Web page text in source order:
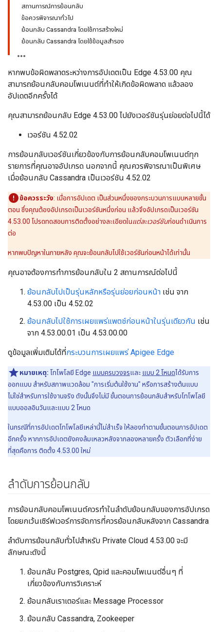
สถานการณ์การย้อนกลับ
ข้อควรพิจารณาทั่วไป
ย้อนกลับ Cassandra โดยใช้การสร้างใหม่
ย้อนกลับ Cassandra โดยใช้ข้อมูลสำรอง
หากพบข้อผิดพลาดระหว่างการอัปเดตเป็น Edge 4.53.00 คุณ
สามารถย้อนกลับคอมโพเนนต์ที่ทำให้เกิดข้อผิดพลาด แล้วลอง
อัปเดตอีกครั้งได้
คุณสามารถย้อนกลับ Edge 4.53.00 ไปยังเวอร์ชันรุ่นย่อยต่อไปนี้ได้
เวอร์ชัน 4.52.02
การย้อนกลับเวอร์ชันเกี่ยวข้องกับการย้อนกลับคอมโพเนนต์ทุก
รายการที่คุณอาจอัปเกรด นอกจากนี้ คุณควรพิจารณาเป็นพิเศษ
เมื่อย้อนกลับ Cassandra เป็นเวอร์ชัน 4.52.02
ข้อควรระวัง: เมื่อการอัปเดต เป็นส่วนหนึ่งของกระบวนการแบบหลายขั้น
ตอน ซึ่งคุณต้องอัปเกรดเป็นเวอร์ชันหนึ่งก่อน แล้วจึงอัปเกรดเป็นเวอร์ชัน
4.53.00 โปรดทดสอบการติดตั้งอย่างละเอียดในแต่ละเวอร์ชันก่อนดำเนินการ
ต่อ
หากพบปัญหาในภายหลัง คุณจะย้อนกลับไปใช้เวอร์ชันก่อนหน้าได้เท่านั้น
คุณอาจต้องการทำการย้อนกลับใน 2 สถานการณ์ต่อไปนี้
ย้อนกลับไปเป็นรุ่นหลักหรือรุ่นย่อยก่อนหน้า เช่น จาก
4.53.00 เป็น 4.52.02
ย้อนกลับไปใช้การเผยแพร่แพตช์ก่อนหน้าในรุ่นเดียวกัน เช่น
จาก 4.53.00.01 เป็น 4.53.00.00
ดูข้อมูลเพิ่มเติมได้ที่กระบวนการเผยแพร่ Apigee Edge
หมายเหตุ: โทโพโลยี Edge แบบครบวงจรและ แบบ 2 โหนดได้รับการ
ออกแบบ สำหรับสภาพแวดล้อม "การเริ่มต้นใช้งาน" หรือการสร้างต้นแบบ
ไม่ใช่สำหรับการใช้งานจริง ดังนั้นจึงไม่มี ขั้นตอนการย้อนกลับสำหรับโทโพโลยี
แบบออลอินวันและแบบ 2 โหนด
ในกรณีที่การอัปเดตโทโพโลยีเหล่านี้ไม่สำเร็จ ให้ลองทำตามขั้นตอนการอัปเดต
อีกครั้ง หากการอัปเดตยังคงล้มเหลวหลังจากลองหลายครั้ง ตัวเลือกที่ง่าย
ที่สุดคือการ ติดตั้ง 4.53.00 ใหม่
ลำดับการย้อนกลับ
การย้อนกลับคอมโพเนนต์ควรทำในลำดับย้อนกลับของการอัปเกรด
โดยยกเว้นเซิร์ฟเวอร์การจัดการที่ควรย้อนกลับหลังจาก Cassandra
ลำดับการย้อนกลับทั่วไปสำหรับ Private Cloud 4.53.00 จะมี
ลักษณะดังนี้
ย้อนกลับ Postgres, Qpid และคอมโพเนนต์อื่นๆ ที่
เกี่ยวข้องกับการวิเคราะห์
ย้อนกลับเราเตอร์และ Message Processor
ย้อนกลับ Cassandra, Zookeeper